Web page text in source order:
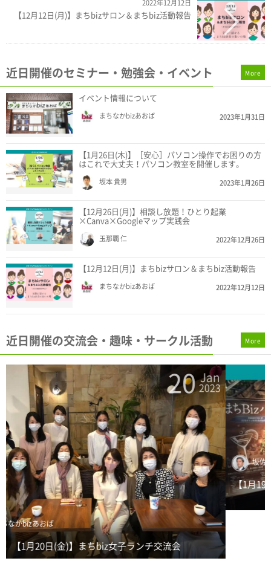
2022年12月12日
【12月12日(月)】まちbizサロン＆まちbiz活動報告
近日開催のセミナー・勉強会・イベント
イベント情報について
まちなかbizあおば 2023年1月31日
【1月26日(木)】［安心］パソコン操作でお困りの方
はこれで大丈夫！パソコン教室を開催します。
坂本 貴男 2023年1月26日
【12月26日(月)】相談し放題！ひとり起業
×Canva×Googleマップ実践会
玉那覇 仁 2022年12月26日
【12月12日(月)】まちbizサロン＆まちbiz活動報告
まちなかbizあおば 2022年12月12日
More
近日開催の交流会・趣味・サークル活動
19 Jan
2023
坂佐井 雅一
【1月19日(木)】新年まちbizバー ～たまプラーザでビジネス
を語れる交流...
More